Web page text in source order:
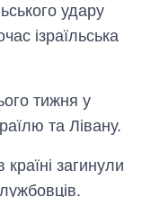
удару
ізраїльська
тижня у
та Лівану.
загинули